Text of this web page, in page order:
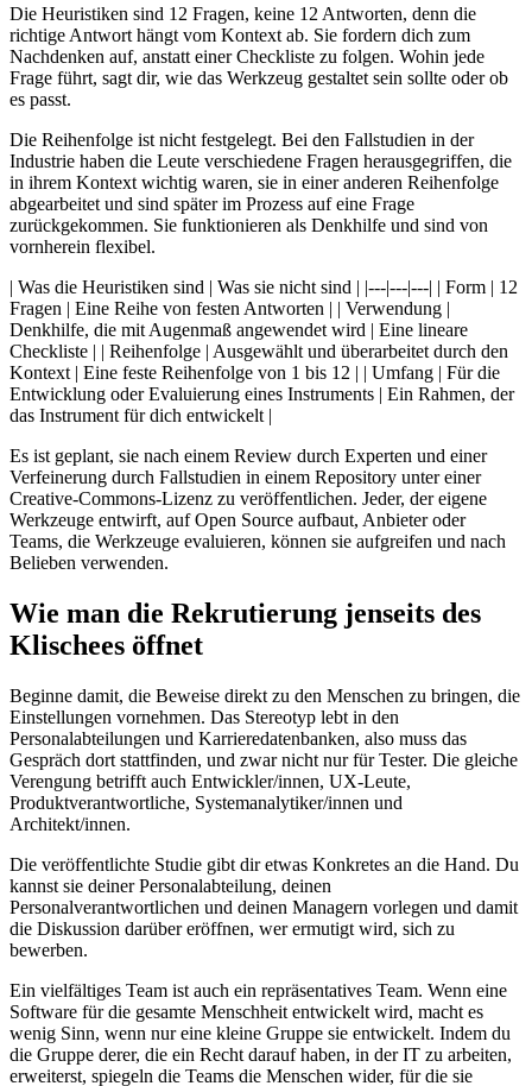
Die Heuristiken sind 12 Fragen, keine 12 Antworten, denn die
richtige Antwort hängt vom Kontext ab. Sie fordern dich zum
Nachdenken auf, anstatt einer Checkliste zu folgen. Wohin jede
Frage führt, sagt dir, wie das Werkzeug gestaltet sein sollte oder ob
es passt.
Die Reihenfolge ist nicht festgelegt. Bei den Fallstudien in der
Industrie haben die Leute verschiedene Fragen herausgegriffen, die
in ihrem Kontext wichtig waren, sie in einer anderen Reihenfolge
abgearbeitet und sind später im Prozess auf eine Frage
zurückgekommen. Sie funktionieren als Denkhilfe und sind von
vornherein flexibel.
| Was die Heuristiken sind | Was sie nicht sind | |---|---|---| | Form | 12
Fragen | Eine Reihe von festen Antworten | | Verwendung |
Denkhilfe, die mit Augenmaß angewendet wird | Eine lineare
Checkliste | | Reihenfolge | Ausgewählt und überarbeitet durch den
Kontext | Eine feste Reihenfolge von 1 bis 12 | | Umfang | Für die
Entwicklung oder Evaluierung eines Instruments | Ein Rahmen, der
das Instrument für dich entwickelt |
Es ist geplant, sie nach einem Review durch Experten und einer
Verfeinerung durch Fallstudien in einem Repository unter einer
Creative-Commons-Lizenz zu veröffentlichen. Jeder, der eigene
Werkzeuge entwirft, auf Open Source aufbaut, Anbieter oder
Teams, die Werkzeuge evaluieren, können sie aufgreifen und nach
Belieben verwenden.
Wie man die Rekrutierung jenseits des
Klischees öffnet
Beginne damit, die Beweise direkt zu den Menschen zu bringen, die
Einstellungen vornehmen. Das Stereotyp lebt in den
Personalabteilungen und Karrieredatenbanken, also muss das
Gespräch dort stattfinden, und zwar nicht nur für Tester. Die gleiche
Verengung betrifft auch Entwickler/innen, UX-Leute,
Produktverantwortliche, Systemanalytiker/innen und
Architekt/innen.
Die veröffentlichte Studie gibt dir etwas Konkretes an die Hand. Du
kannst sie deiner Personalabteilung, deinen
Personalverantwortlichen und deinen Managern vorlegen und damit
die Diskussion darüber eröffnen, wer ermutigt wird, sich zu
bewerben.
Ein vielfältiges Team ist auch ein repräsentatives Team. Wenn eine
Software für die gesamte Menschheit entwickelt wird, macht es
wenig Sinn, wenn nur eine kleine Gruppe sie entwickelt. Indem du
die Gruppe derer, die ein Recht darauf haben, in der IT zu arbeiten,
erweiterst, spiegeln die Teams die Menschen wider, für die sie